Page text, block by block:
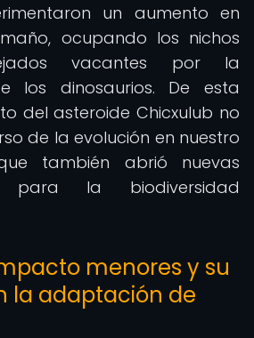
un aumento en
ocupando los nichos
vacantes por la
los dinosaurios. De esta
del asteroide Chicxulub no
de la evolución en nuestro
también abrió nuevas
para la biodiversidad
menores y su
la adaptación de